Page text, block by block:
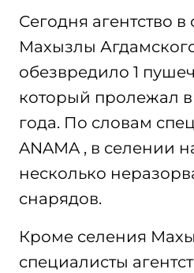
Сегодня агентство в
Махызлы
обезвредило 1
который пролежал в
года. По словам
ANAMA , в селении
несколько
снарядов.
Кроме селения
специалисты